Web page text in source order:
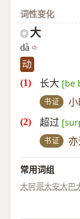
词性变化
◎ 大
dà
动
长大 [be
书证 小
超过
书证
常用词组
大阿哥大安大巴